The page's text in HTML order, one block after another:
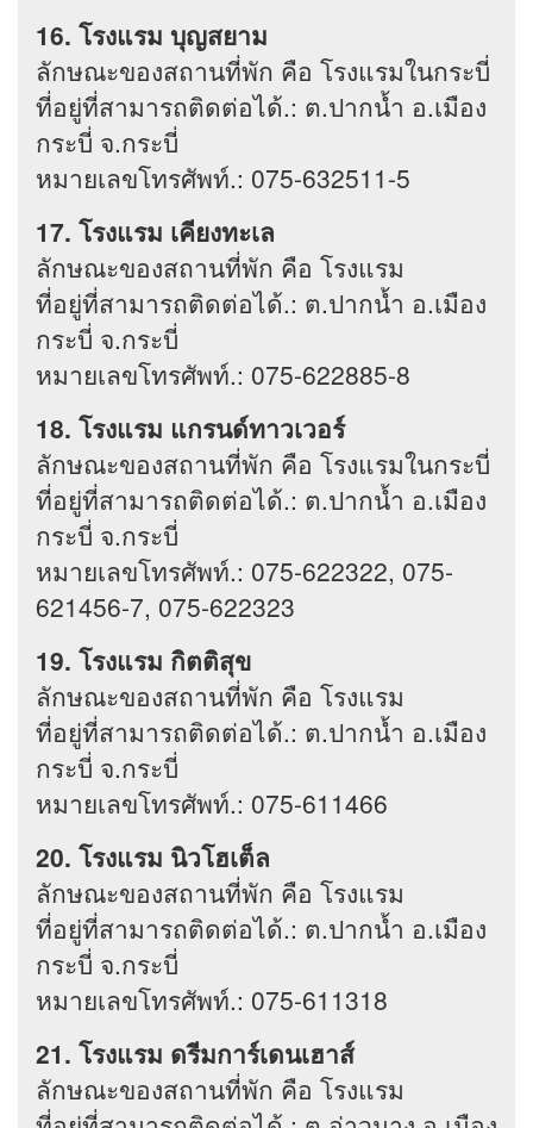
16. โรงแรม บุญสยาม
ลักษณะของสถานที่พัก คือ โรงแรมในกระบี่
ที่อยู่ที่สามารถติดต่อได้.: ต.ปากน้ำ อ.เมือง
กระบี่ จ.กระบี่
หมายเลขโทรศัพท์.: 075-632511-5
17. โรงแรม เคียงทะเล
ลักษณะของสถานที่พัก คือ โรงแรม
ที่อยู่ที่สามารถติดต่อได้.: ต.ปากน้ำ อ.เมือง
กระบี่ จ.กระบี่
หมายเลขโทรศัพท์.: 075-622885-8
18. โรงแรม แกรนด์ทาวเวอร์
ลักษณะของสถานที่พัก คือ โรงแรมในกระบี่
ที่อยู่ที่สามารถติดต่อได้.: ต.ปากน้ำ อ.เมือง
กระบี่ จ.กระบี่
หมายเลขโทรศัพท์.: 075-622322, 075-
621456-7, 075-622323
19. โรงแรม กิตติสุข
ลักษณะของสถานที่พัก คือ โรงแรม
ที่อยู่ที่สามารถติดต่อได้.: ต.ปากน้ำ อ.เมือง
กระบี่ จ.กระบี่
หมายเลขโทรศัพท์.: 075-611466
20. โรงแรม นิวโฮเต็ล
ลักษณะของสถานที่พัก คือ โรงแรม
ที่อยู่ที่สามารถติดต่อได้.: ต.ปากน้ำ อ.เมือง
กระบี่ จ.กระบี่
หมายเลขโทรศัพท์.: 075-611318
21. โรงแรม ดรีมการ์เดนเฮาส์
ลักษณะของสถานที่พัก คือ โรงแรม